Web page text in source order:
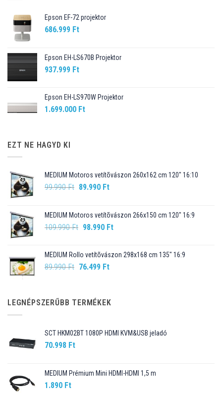
Epson EF-72 projektor
686.999 Ft
Epson EH-LS670B Projektor
937.999 Ft
Epson EH-LS970W Projektor
1.699.000 Ft
EZT NE HAGYD KI
MEDIUM Motoros vetítõvászon 260x162 cm 120" 16:10
99.990Ft Original
99.990 Ft.
89.990 FtCurrent
89.990 Ft.
MEDIUM Motoros vetítõvászon 266x150 cm 120" 16:9
109.990Ft Original
109.990 Ft.
98.990 FtCurrent
98.990 Ft.
MEDIUM Rollo vetítõvászon 298x168 cm 135" 16:9
89.990Ft Original
89.990 Ft.
76.499 FtCurrent
76.499 Ft.
LEGNÉPSZERŰBB TERMÉKEK
SCT HKM02BT 1080P HDMI KVM&USB jeladó
70.998 Ft
MEDIUM Prémium Mini HDMI-HDMI 1,5 m
1.890 Ft